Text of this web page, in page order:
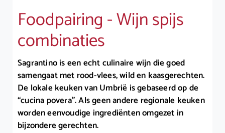
Foodpairing - Wijn spijs
combinaties
Sagrantino is een echt culinaire wijn die goed
samengaat met rood-vlees, wild en kaasgerechten.
De lokale keuken van Umbrië is gebaseerd op de
“cucina povera”. Als geen andere regionale keuken
worden eenvoudige ingrediënten omgezet in
bijzondere gerechten.